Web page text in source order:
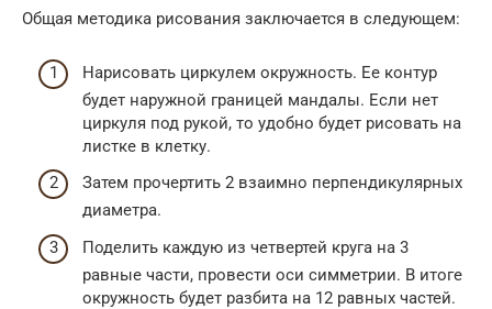
Общая методика рисования заключается в следующем:
Нарисовать циркулем окружность. Ее контур
будет наружной границей мандалы. Если нет
циркуля под рукой, то удобно будет рисовать на
листке в клетку.
Затем прочертить 2 взаимно перпендикулярных
диаметра.
Поделить каждую из четвертей круга на 3
равные части, провести оси симметрии. В итоге
окружность будет разбита на 12 равных частей.